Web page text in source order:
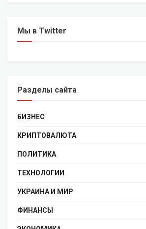
Мы в Twitter
Разделы сайта
БИЗНЕС
КРИПТОВАЛЮТА
ПОЛИТИКА
ТЕХНОЛОГИИ
УКРАИНА И МИР
ФИНАНСЫ